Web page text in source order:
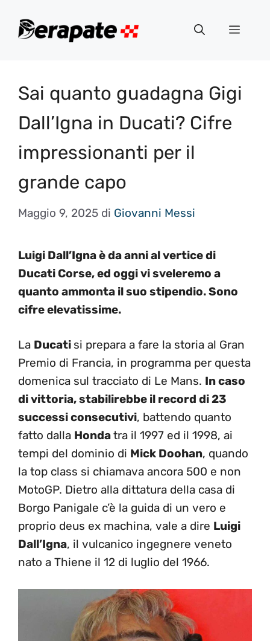
Menu
Sai quanto guadagna Gigi
Dall’Igna in Ducati? Cifre
impressionanti per il
grande capo
Maggio 9, 2025 di Giovanni Messi
Luigi Dall’Igna è da anni al vertice di
Ducati Corse, ed oggi vi sveleremo a
quanto ammonta il suo stipendio. Sono
cifre elevatissime.
La Ducati si prepara a fare la storia al Gran
Premio di Francia, in programma per questa
domenica sul tracciato di Le Mans. In caso
di vittoria, stabilirebbe il record di 23
successi consecutivi, battendo quanto
fatto dalla Hondatra il 1997 ed il 1998, ai
tempi del dominio di Mick Doohan, quando
la top class si chiamava ancora 500 e non
MotoGP. Dietro alla dittatura della casa di
Borgo Panigale c’è la guida di un vero e
proprio deus ex machina, vale a dire Luigi
Dall’Igna, il vulcanico ingegnere veneto
nato a Thiene il 12 di luglio del 1966.